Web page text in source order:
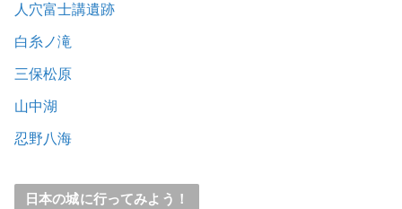
人穴富士講遺跡
白糸ノ滝
三保松原
山中湖
忍野八海
日本の城に行ってみよう！